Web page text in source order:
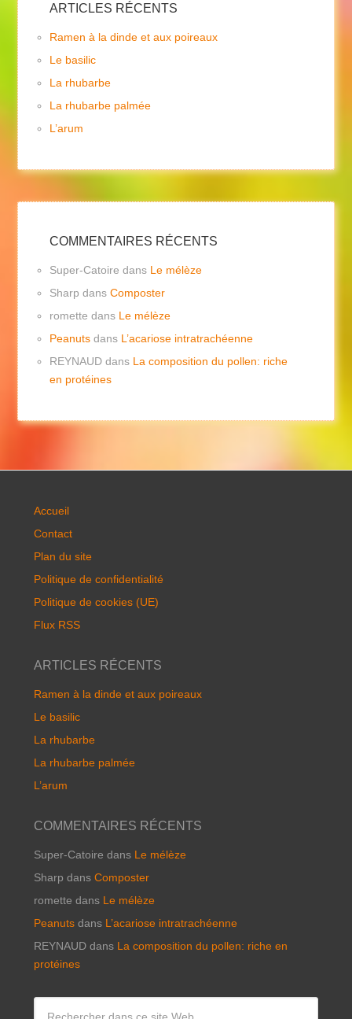
ARTICLES RÉCENTS
Ramen à la dinde et aux poireaux
Le basilic
La rhubarbe
La rhubarbe palmée
L’arum
COMMENTAIRES RÉCENTS
Super-Catoire dans Le mélèze
Sharp dansComposter
romette dans Le mélèze
Peanuts dans L’acariose intratrachéenne
REYNAUD dans La composition du pollen: riche
en protéines
Accueil
Contact
Plan du site
Politique de confidentialité
Politique de cookies (UE)
Flux RSS
ARTICLES RÉCENTS
Ramen à la dinde et aux poireaux
Le basilic
La rhubarbe
La rhubarbe palmée
L’arum
COMMENTAIRES RÉCENTS
Super-Catoire dans Le mélèze
Sharp dans Composter
romette dans Le mélèze
Peanutsdans L’acariose intratrachéenne
REYNAUDdans La composition du pollen: riche en
protéines